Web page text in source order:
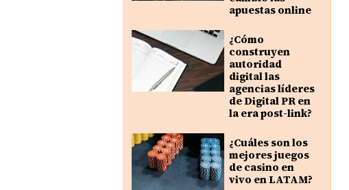
apuestas online
¿Cómo
construyen
autoridad
digital las
agencias líderes
de Digital PR en
la era post-link?
¿Cuáles son los
mejores juegos
de casino en
vivo en LATAM?